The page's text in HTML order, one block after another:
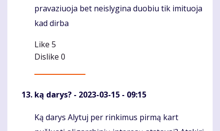
pravaziuoja bet neislygina duobiu tik imituoja
kad dirba
Like 5
Dislike 0
ką darys? - 2023-03-15 - 09:15
Komentaras
Ką darys Alytuj per rinkimus pirmą kart